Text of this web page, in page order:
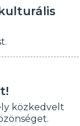
közkedvelt